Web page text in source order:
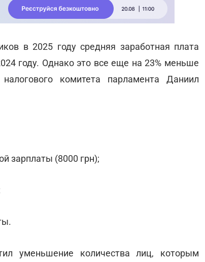
в 2025 году средняя заработная плата
году. Однако это все еще на 23% меньше
комитета парламента Даниил
зарплаты (8000 грн);
уменьшение количества лиц, которым